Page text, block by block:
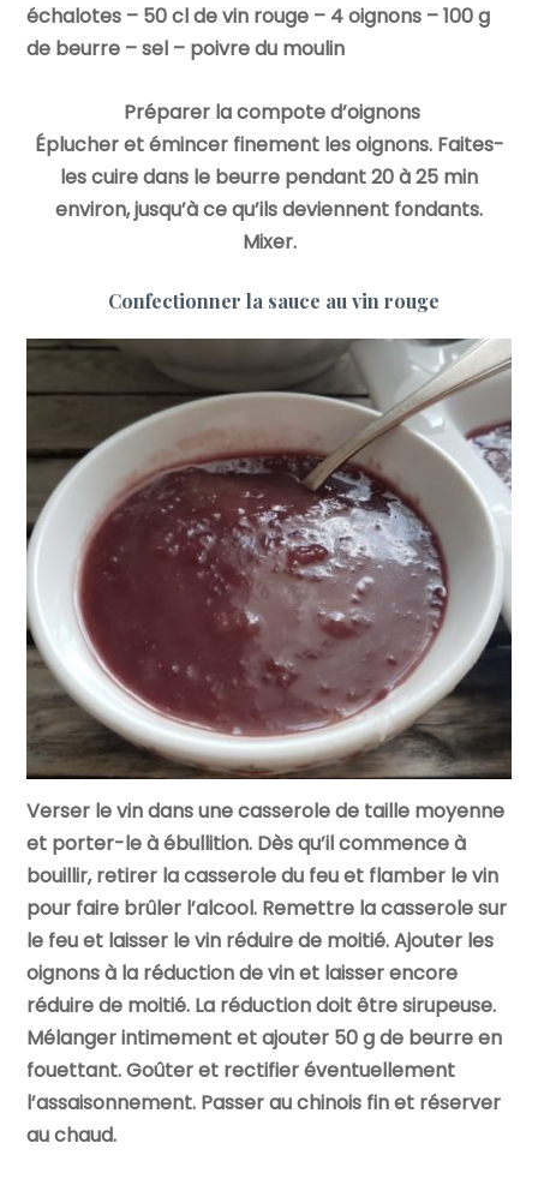
échalotes – 50 cl de vin rouge – 4 oignons – 100 g
de beurre – sel – poivre du moulin
Préparer la compote d’oignons
Éplucher et émincer finement les oignons. Faites-
les cuire dans le beurre pendant 20 à 25 min
environ, jusqu’à ce qu’ils deviennent fondants.
Mixer.
Confectionner la sauce au vin rouge
Verser le vin dans une casserole de taille moyenne
et porter-le à ébullition. Dès qu’il commence à
bouillir, retirer la casserole du feu et flamber le vin
pour faire brûler l’alcool. Remettre la casserole sur
le feu et laisser le vin réduire de moitié. Ajouter les
oignons à la réduction de vin et laisser encore
réduire de moitié. La réduction doit être sirupeuse.
Mélanger intimement et ajouter 50 g de beurre en
fouettant. Goûter et rectifier éventuellement
l’assaisonnement. Passer au chinois fin et réserver
au chaud.